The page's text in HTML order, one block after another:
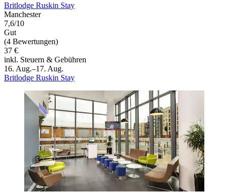
Britlodge Ruskin Stay
Manchester
7,6/10
Gut
(4 Bewertungen)
37 €
inkl. Steuern & Gebühren
16. Aug.–17. Aug.
Britlodge Ruskin Stay